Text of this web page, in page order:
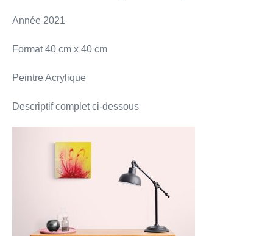
Année 2021
Format 40 cm x 40 cm
Peintre Acrylique
Descriptif complet ci-dessous